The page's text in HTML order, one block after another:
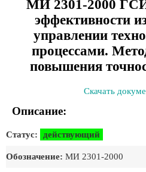
МИ 2301-2000
эффективности
управлении
процессами.
повышения
Скачать
Описание:
Статус: действующий
Обозначение: МИ 2301-2000